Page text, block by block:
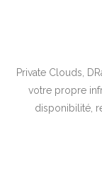
Private Clouds,
votre propre
disponibilité,